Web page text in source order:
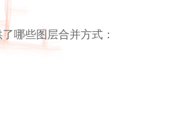
哪些图层合并方式：